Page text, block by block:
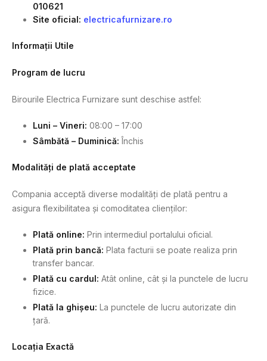
010621
Site oficial: electricafurnizare.ro
Informații Utile
Program de lucru
Birourile Electrica Furnizare sunt deschise astfel:
Luni – Vineri: 08:00 – 17:00
Sâmbătă – Duminică: Închis
Modalități de plată acceptate
Compania acceptă diverse modalități de plată pentru a
asigura flexibilitatea și comoditatea clienților:
Plată online: Prin intermediul portalului oficial.
Plată prin bancă: Plata facturii se poate realiza prin
transfer bancar.
Plată cu cardul: Atât online, cât și la punctele de lucru
fizice.
Plată la ghișeu: La punctele de lucru autorizate din
țară.
Locația Exactă